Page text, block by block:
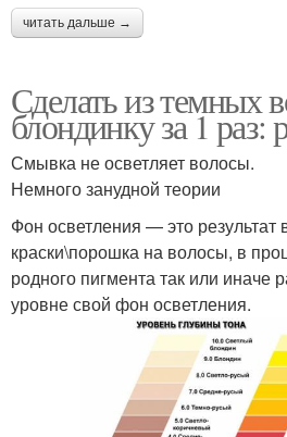
читать дальше →
Сделать из темных
блондинку за 1 раз:
Смывка не осветляет волосы.
Немного занудной теории
Фон осветления — это результат
краски\порошка на волосы, в
родного пигмента так или иначе
уровне свой фон осветления.